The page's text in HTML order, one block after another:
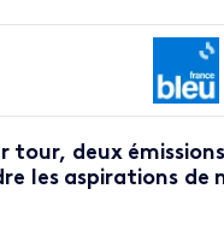
tour, deux
les aspirations de